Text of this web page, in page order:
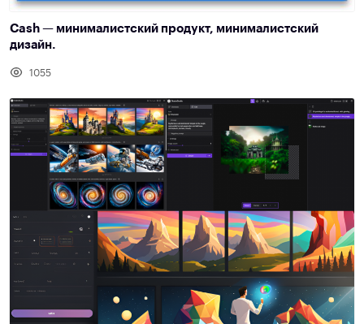
Cash — минималистский продукт, минималистский
дизайн.
1055